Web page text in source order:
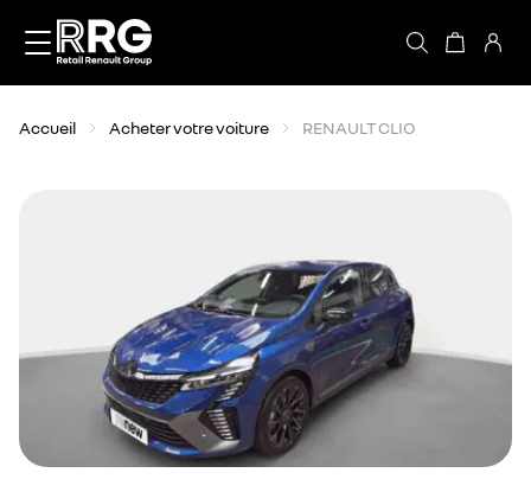
Accueil Acheter votre voiture RENAULT CLIO